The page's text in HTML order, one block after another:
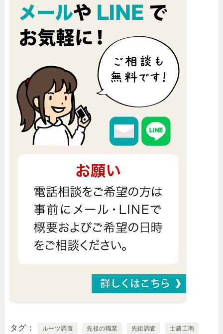
タグ ルーツ調査 先祖の職業 先祖調査 士農工商